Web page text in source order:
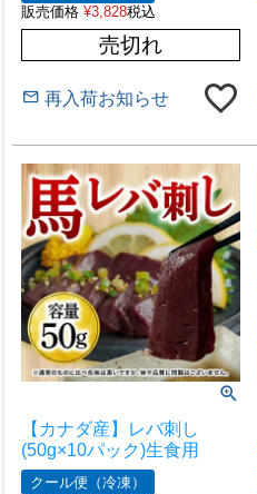
販売価格 ¥3,828税込
売切れ
再入荷お知らせ
【カナダ産】レバ刺し
(50g×10パック)生食用
クール便（冷凍）